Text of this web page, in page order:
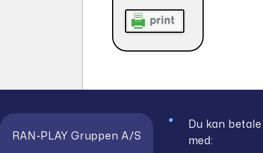
RAN-PLAY Gruppen A/S
Du kan betale
med: